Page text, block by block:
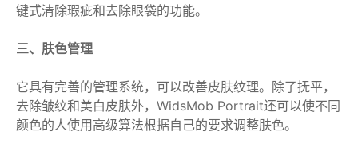
键式清除瑕疵和去除眼袋的功能。
三、肤色管理
它具有完善的管理系统，可以改善皮肤纹理。除了抚平，
去除皱纹和美白皮肤外，WidsMob Portrait还可以使不同
颜色的人使用高级算法根据自己的要求调整肤色。